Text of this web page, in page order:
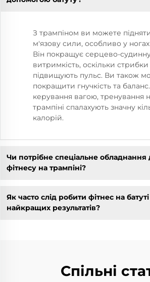
З трампіном ви можете
м'язову сили, особливо у ногах
Він покращує серцево-
витримкість, оскільки стрибки
підвищують пульс. Ви також
покращити гнучкість та
керування вагою, тренування
трампіні спалахують значну
калорій.
Чи потрібне спеціальне обладнання
фітнесу на трампіні?
Як часто слід робити фітнес на
найкращих результатів?
Спільні